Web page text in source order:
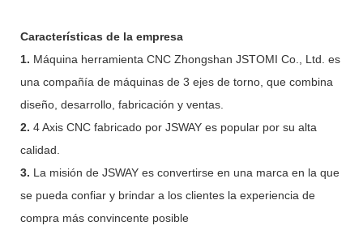
Características de la empresa
1. Máquina herramienta CNC Zhongshan JSTOMI Co., Ltd. es
una compañía de máquinas de 3 ejes de torno, que combina
diseño, desarrollo, fabricación y ventas.
2. 4 Axis CNC fabricado por JSWAY es popular por su alta
calidad.
3. La misión de JSWAY es convertirse en una marca en la que
se pueda confiar y brindar a los clientes la experiencia de
compra más convincente posible